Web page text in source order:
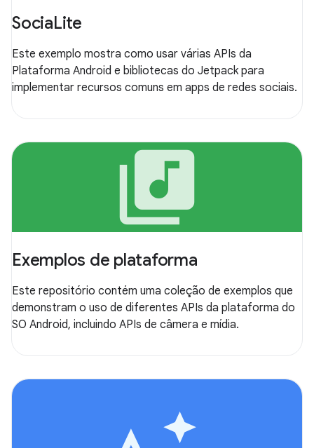
SociaLite
Este exemplo mostra como usar várias APIs da
Plataforma Android e bibliotecas do Jetpack para
implementar recursos comuns em apps de redes sociais.
library_music
Exemplos de plataforma
Este repositório contém uma coleção de exemplos que
demonstram o uso de diferentes APIs da plataforma do
SO Android, incluindo APIs de câmera e mídia.